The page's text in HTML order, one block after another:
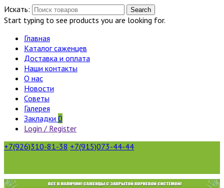
Искать: Search
Start typing to see products you are looking for.
Главная
Каталог саженцев
Доставка и оплата
Наши контакты
О нас
Новости
Советы
Галерея
Закладки 0
Login / Register
+7(926)310-81-38 +7(915)073-44-44